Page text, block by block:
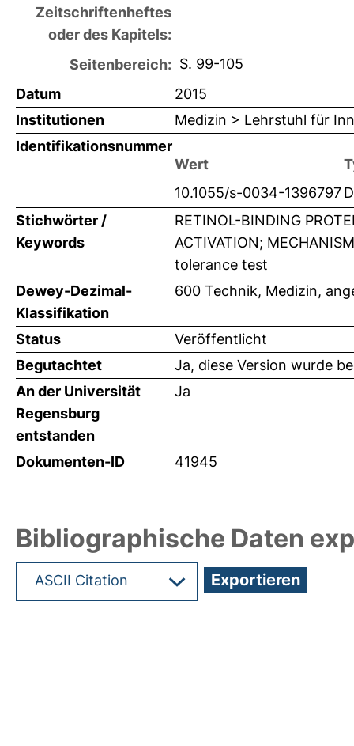
Zeitschriftenheftes
oder des Kapitels:
Seitenbereich: S. 99-105
Datum
2015
Institutionen
Medizin > Lehrstuhl für
Identifikationsnummer
Wert
10.1055/s-0034-1396797
Stichwörter /
Keywords
RETINOL-BINDING
ACTIVATION;
tolerance test
Dewey-Dezimal-
Klassifikation
600 Technik, Medizin,
Status
Veröffentlicht
Begutachtet
Ja, diese Version wurde
An der Universität
Regensburg
entstanden
Ja
Dokumenten-ID 41945
Bibliographische Daten